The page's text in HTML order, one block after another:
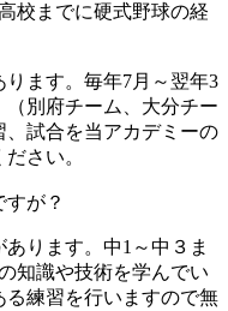
校までに硬式野球の経
ます。毎年7月～翌年3
別府チーム、大分チー
、試合を当アカデミーの
さい。
が？
ります。中1～中３ま
知識や技術を学んでい
る練習を行いますので無